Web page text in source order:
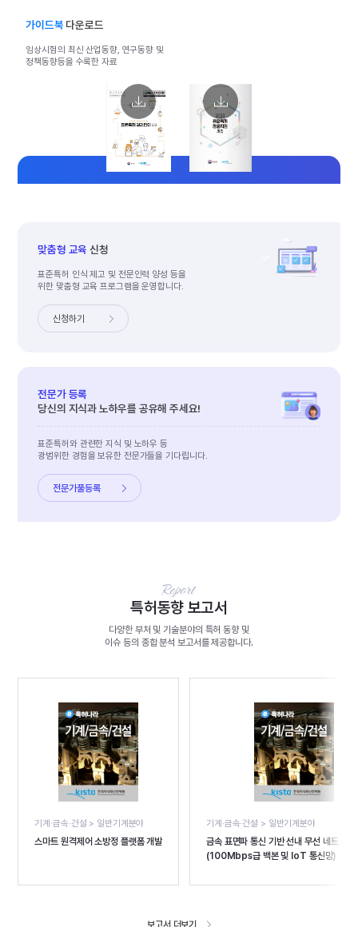
가이드북 다운로드
임상시험의 최신 산업동향, 연구동향 및
정책동향등을 수록한 자료
맞춤형 교육 신청
표준특허 인식 제고 및 전문인력 양성 등을
위한 맞춤형 교육 프로그램을 운영합니다.
신청하기
전문가 등록
당신의 지식과 노하우를 공유해 주세요!
표준특허와 관련한 지식 및 노하우 등
광범위한 경험을 보유한 전문가들을 기다립니다.
전문가풀등록
특허동향 보고서
다양한 부처 및 기술분야의 특허 동향 및
이슈 등의 종합 분석 보고서를 제공합니다.
기계·금속·건설 > 일반기계분야
스마트 원격제어 소방정 플랫폼 개발
기계·금속·건설 > 일반기계분야
금속 표면파 통신 기반 선내 무선 네트워크
(100Mbps급 백본 및 IoT 통신망) 구현
개발